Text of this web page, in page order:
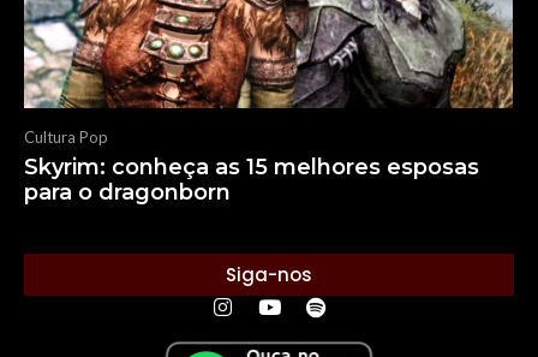
Cultura Pop
Skyrim: conheça as 15 melhores esposas
para o dragonborn
Siga-nos